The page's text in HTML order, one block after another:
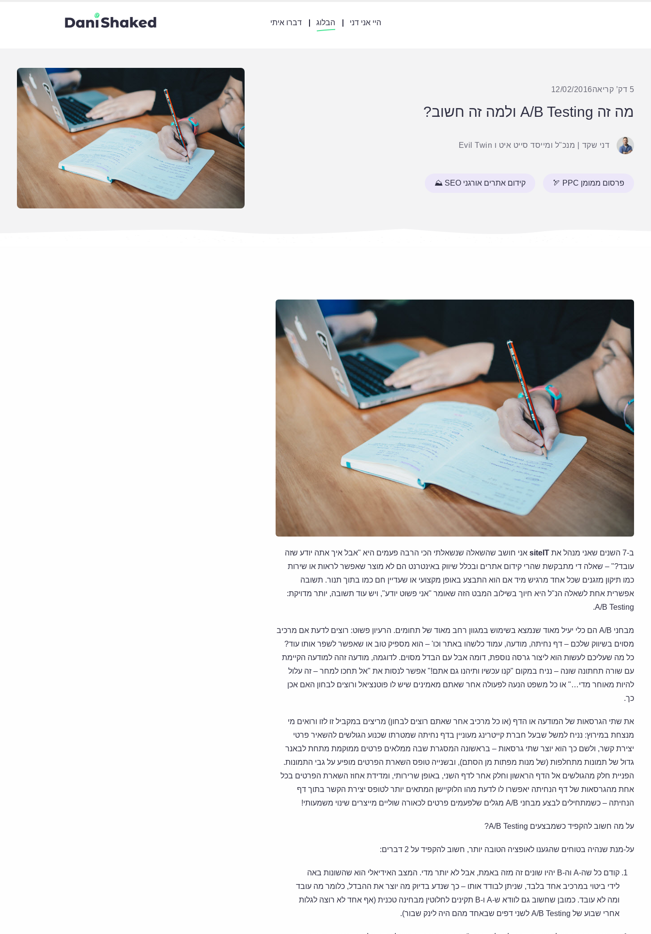
היי אני דני הבלוג דברו איתי
5 דק’ קריאה 12/02/2016
מה זה A/B Testing ולמה זה חשוב?
דני שקד מנכ"ל ומייסד סייט איט ו Evil Twin
פרסום ממומן PPC 🏹 קידום אתרים אורגני SEO ⛰️
ב-7 השנים שאני מנהל את siteIT אני חושב שהשאלה שנשאלתי הכי הרבה פעמים היא "אבל איך אתה יודע שזה
עובד?" – שאלה די מתבקשת שהרי קידום אתרים ובכלל שיווק באינטרנט הם לא מוצר שאפשר לראות או שירות
כמו תיקון מזגנים שכל אחד מרגיש מיד אם הוא התבצע באופן מקצועי או שעדיין חם כמו בתוך תנור. תשובה
אפשרית אחת לשאלה הנ"ל היא חיוך בשילוב המבט הזה שאומר "אני פשוט יודע", ויש עוד תשובה, יותר מדויקת:
A/B Testing.
מבחני A/B הם כלי יעיל מאוד שנמצא בשימוש במגוון רחב מאוד של תחומים. הרעיון פשוט: רוצים לדעת אם מרכיב
מסוים בשיווק שלכם – דף נחיתה, מודעה, עמוד כלשהו באתר וכו' – הוא מספיק טוב או שאפשר לשפר אותו עוד?
כל מה שעליכם לעשות הוא ליצור גרסה נוספת, דומה אבל עם הבדל מסוים. לדוגמה, מודעה זהה למודעה הקיימת
עם שורה תחתונה שונה – נניח במקום "קנו עכשיו ותיהנו גם אתם!" אפשר לנסות את "אל תחכו למחר – זה עלול
להיות מאוחר מדי…" או כל משפט הנעה לפעולה אחר שאתם מאמינים שיש לו פוטנציאל ורוצים לבחון האם אכן
כך.
את שתי הגרסאות של המודעה או הדף (או כל מרכיב אחר שאתם רוצים לבחון) מריצים במקביל זו לזו ורואים מי
מנצחת במירוץ: נניח למשל שבעל חברת קייטרינג מעוניין בדף נחיתה שמטרתו שכנוע הגולשים להשאיר פרטי
יצירת קשר, ולשם כך הוא יוצר שתי גרסאות – בראשונה המסגרת שבה ממלאים פרטים ממוקמת מתחת לבאנר
גדול של תמונות מתחלפות (של מנות מפתות מן הסתם), ובשנייה טופס השארת הפרטים מופיע על גבי התמונות.
הפניית חלק מהגולשים אל הדף הראשון וחלק אחר לדף השני, באופן שרירותי, ומדידת אחוז השארת הפרטים בכל
אחת מהגרסאות של דף הנחיתה יאפשרו לו לדעת מהו הלוקיישן המתאים יותר לטופס יצירת הקשר בתוך דף
הנחיתה – כשמתחילים לבצע מבחני A/B מגלים שלפעמים פרטים לכאורה שוליים מייצרים שינוי משמעותי!
על מה חשוב להקפיד כשמבצעים A/B Testing?
על-מנת שנהיה בטוחים שהגענו לאופציה הטובה יותר, חשוב להקפיד על 2 דברים:
קודם כל שה-A וה-B יהיו שונים זה מזה באמת, אבל לא יותר מדי. המצב האידיאלי הוא שהשונות באה
לידי ביטוי במרכיב אחד בלבד, שניתן לבודד אותו – כך שנדע בדיוק מה יוצר את ההבדל, כלומר מה עובד
ומה לא עובד. כמובן שחשוב גם לוודא ש-A ו-B תקינים לחלוטין מבחינה טכנית (אף אחד לא רוצה לגלות
אחרי שבוע של A/B Testing לשני דפים שבאחד מהם היה לינק שבור).